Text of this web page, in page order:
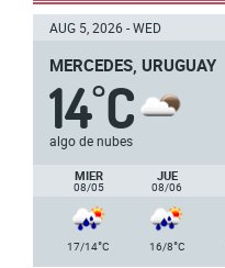
AUG 5, 2026 - WED
MERCEDES, URUGUAY
14°C
algo de nubes
MIER
08/05
JUE
08/06
17/14°C 16/8°C